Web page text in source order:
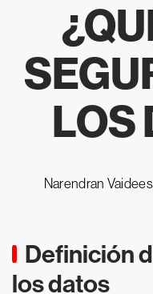
LOS
Narendran
Definición
los datos